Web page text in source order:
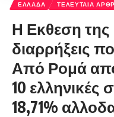
ΕΛΛΑΔΑ ΤΕΛΕΥΤΑΙΑ
Η Εκθεση της
διαρρήξεις
Από Ρομά
10 ελληνικές
18,71%